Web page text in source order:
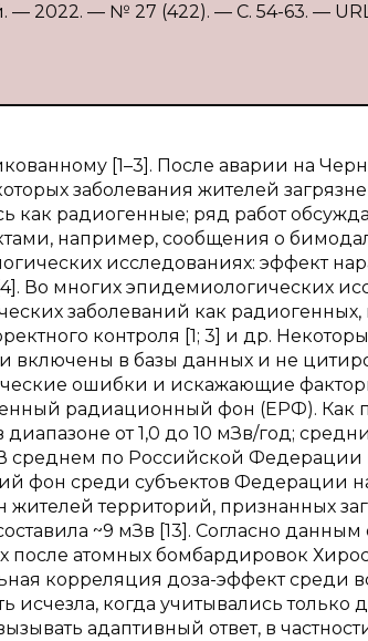
2022. — № 27 (422). — С. 54-63. —
[1–3]. После аварии на
заболевания жителей
как радиогенные; ряд работ
например, сообщения о
исследованиях: эффект
Во многих эпидемиологических
заболеваний как
контроля [1; 3] и др.
включены в базы данных и не
ошибки и искажающие
радиационный фон (ЕРФ).
от 1,0 до 10 мЗв/год;
В среднем по Российской
фон среди субъектов Федерации
территорий, признанных
~9 мЗв [13]. Согласно
атомных бомбардировок
корреляция доза-эффект среди
исчезла, когда учитывались только
адаптивный ответ, в